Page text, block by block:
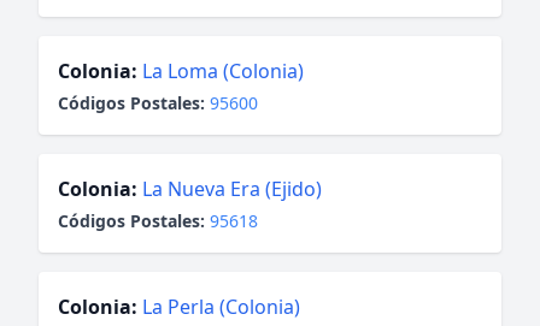
Colonia: La Loma (Colonia)
Códigos Postales: 95600
Colonia: La Nueva Era (Ejido)
Códigos Postales: 95618
Colonia: La Perla (Colonia)